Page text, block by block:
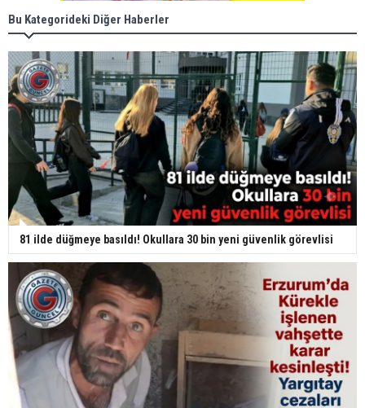
Bu Kategorideki Diğer Haberler
81 ilde düğmeye basıldı! Okullara 30 bin yeni güvenlik görevlisi